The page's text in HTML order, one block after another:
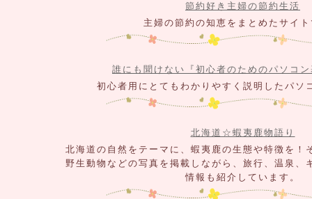
節約好き主婦の節約生活
主婦の節約の知恵をまとめたサイ
誰にも聞けない『初心者のためのパソコ
初心者用にとてもわかりやすく説明したパソ
北海道☆蝦夷鹿物語り
北海道の自然をテーマに、蝦夷鹿の生態や特徴を！
野生動物などの写真を掲載しながら、旅行、温泉、
情報も紹介しています。